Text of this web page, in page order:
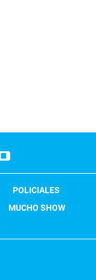
POLICIALES
MUCHO SHOW